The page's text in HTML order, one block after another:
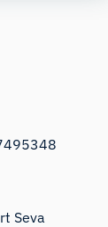
Seva